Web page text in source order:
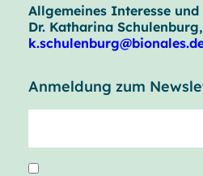
Allgemeines Interesse
Dr. Katharina Schulenburg,
Anmeldung zum